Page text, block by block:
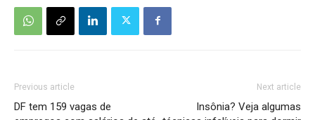
Previous article
DF tem 159 vagas de
Next article
Insônia? Veja algumas